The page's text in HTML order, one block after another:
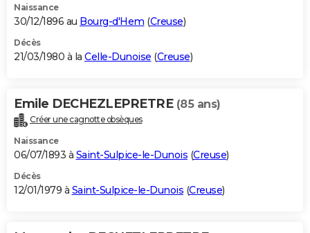
Naissance
30/12/1896 au Bourg-d'Hem (Creuse)
Décès
21/03/1980 à la Celle-Dunoise (Creuse)
Emile DECHEZLEPRETRE (85 ans)
Créer une cagnotte obsèques
Naissance
06/07/1893 à Saint-Sulpice-le-Dunois (Creuse)
Décès
12/01/1979 à Saint-Sulpice-le-Dunois (Creuse)